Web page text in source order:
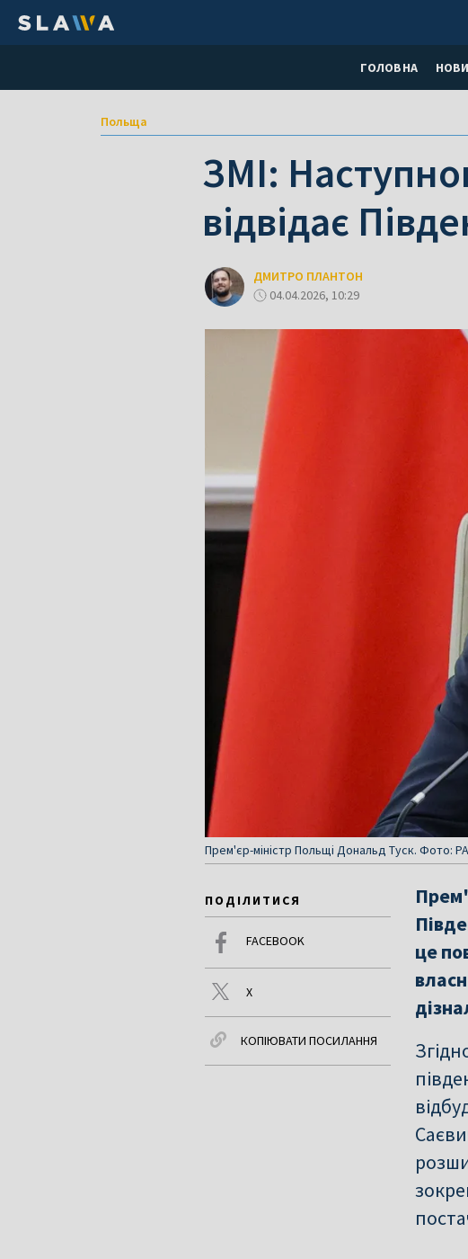
ГОЛОВНА
Польща
ЗМІ:
відвідає
ДМИТРО ПЛАНТОН
04.04.2026, 10:29
Прем'єр-міністр Польщі Дональд Туск. Фото:
ПОДІЛИТИСЯ
FACEBOOK
X
КОПІЮВАТИ ПОСИЛАННЯ
це